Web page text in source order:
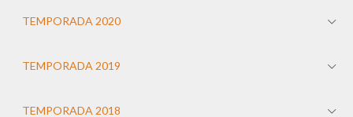
TEMPORADA 2020
TEMPORADA 2019
TEMPORADA 2018